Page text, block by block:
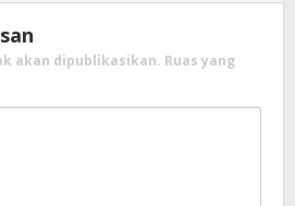
akan dipublikasikan. Ruas yang